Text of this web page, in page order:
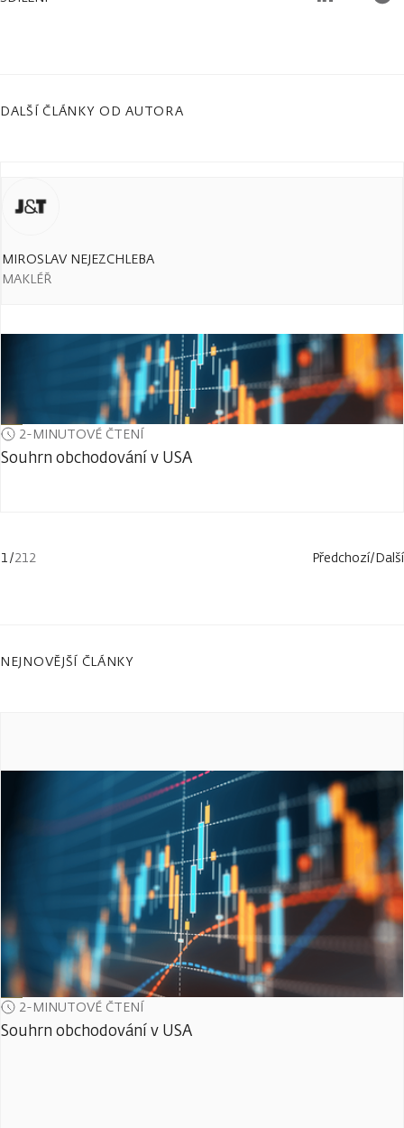
DALŠÍ ČLÁNKY OD AUTORA
MIROSLAV NEJEZCHLEBA
MAKLÉŘ
2-MINUTOVÉ ČTENÍ
Souhrn obchodování v USA
1/212 Předchozí/Další
NEJNOVĚJŠÍ ČLÁNKY
2-MINUTOVÉ ČTENÍ
Souhrn obchodování v USA